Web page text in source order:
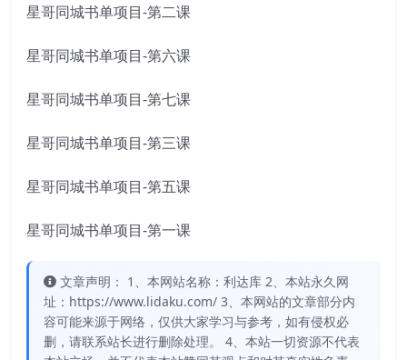
星哥同城书单项目-第二课
星哥同城书单项目-第六课
星哥同城书单项目-第七课
星哥同城书单项目-第三课
星哥同城书单项目-第五课
星哥同城书单项目-第一课
文章声明： 1、本网站名称：利达库 2、本站永久网
址：https://www.lidaku.com/ 3、本网站的文章部分内
容可能来源于网络，仅供大家学习与参考，如有侵权必
删，请联系站长进行删除处理。 4、本站一切资源不代表